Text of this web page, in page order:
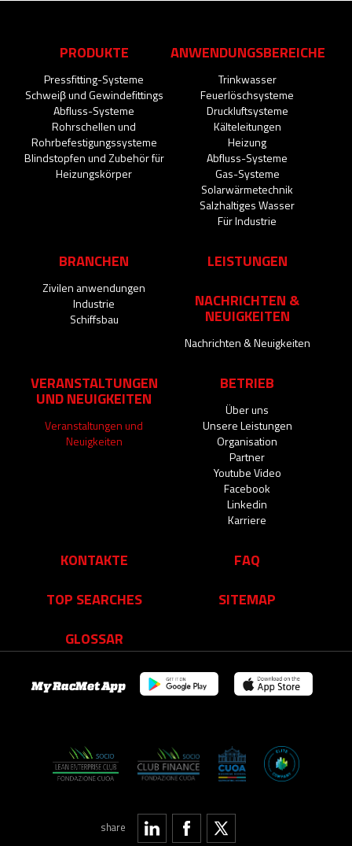
PRODUKTE
Pressfitting-Systeme
Schweiβ und Gewindefittings
Abfluss-Systeme
Rohrschellen und
Rohrbefestigungssysteme
Blindstopfen und Zubehör für
Heizungskörper
ANWENDUNGSBEREICHE
Trinkwasser
Feuerlöschsysteme
Druckluftsysteme
Kälteleitungen
Heizung
Abfluss-Systeme
Gas-Systeme
Solarwärmetechnik
Salzhaltiges Wasser
Für Industrie
BRANCHEN
Zivilen anwendungen
Industrie
Schiffsbau
LEISTUNGEN
NACHRICHTEN &
NEUIGKEITEN
Nachrichten & Neuigkeiten
VERANSTALTUNGEN
UND NEUIGKEITEN
Veranstaltungen und
Neuigkeiten
BETRIEB
Über uns
Unsere Leistungen
Organisation
Partner
Youtube Video
Facebook
Linkedin
Karriere
KONTAKTE
FAQ
TOP SEARCHES
SITEMAP
GLOSSAR
share
My RacMet App